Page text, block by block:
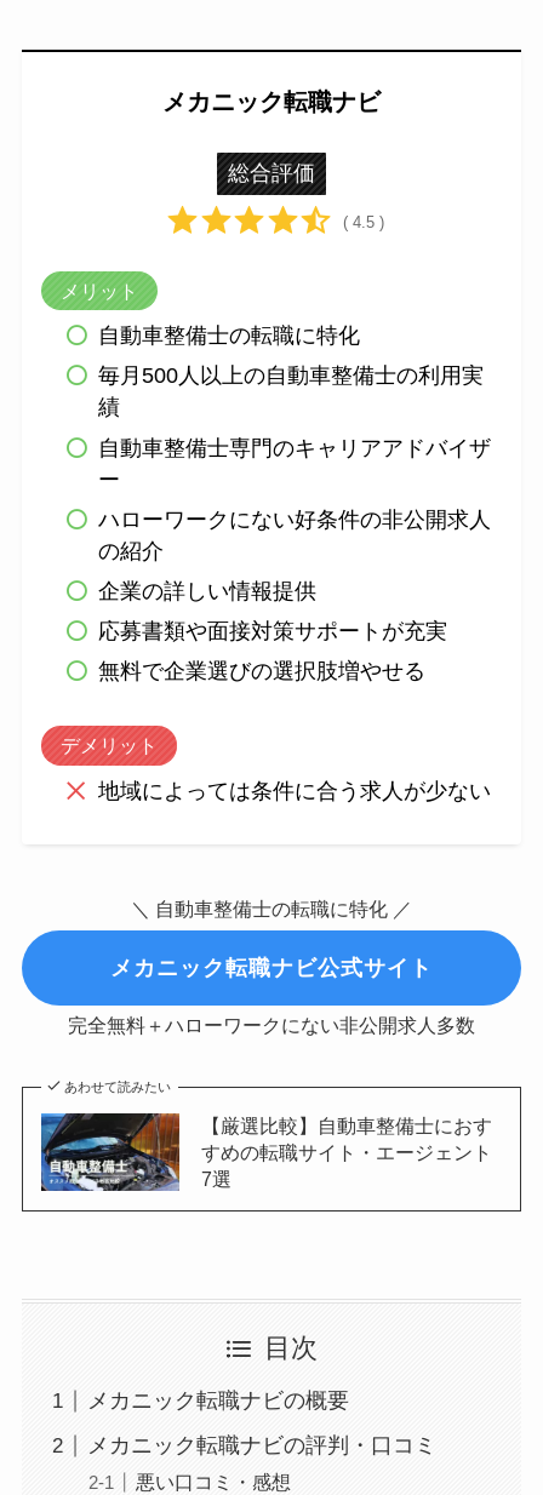
メカニック転職ナビ
総合評価
( 4.5 )
メリット
自動車整備士の転職に特化
毎月500人以上の自動車整備士の利用実
績
自動車整備士専門のキャリアアドバイザ
ー
ハローワークにない好条件の非公開求人
の紹介
企業の詳しい情報提供
応募書類や面接対策サポートが充実
無料で企業選びの選択肢増やせる
デメリット
地域によっては条件に合う求人が少ない
＼ 自動車整備士の転職に特化 ／
メカニック転職ナビ公式サイト
完全無料＋ハローワークにない非公開求人多数
あわせて読みたい
【厳選比較】自動車整備士におす
すめの転職サイト・エージェント
7選
目次
メカニック転職ナビの概要
メカニック転職ナビの評判・口コミ
悪い口コミ・感想